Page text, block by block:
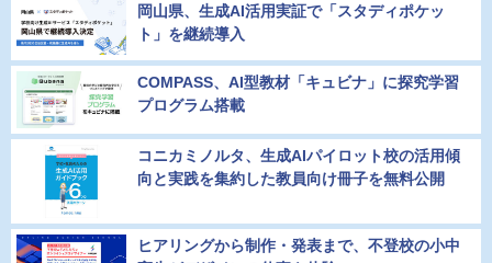
岡山県、生成AI活用実証で「スタディポケッ
ト」を継続導入
COMPASS、AI型教材「キュビナ」に探究学習
プログラム搭載
コニカミノルタ、生成AIパイロット校の活用傾
向と実践を集約した教員向け冊子を無料公開
ヒアリングから制作・発表まで、不登校の小中